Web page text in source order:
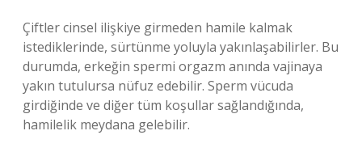
Çiftler cinsel ilişkiye girmeden hamile kalmak
istediklerinde, sürtünme yoluyla yakınlaşabilirler. Bu
durumda, erkeğin spermi orgazm anında vajinaya
yakın tutulursa nüfuz edebilir. Sperm vücuda
girdiğinde ve diğer tüm koşullar sağlandığında,
hamilelik meydana gelebilir.